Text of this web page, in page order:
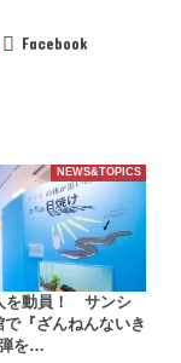
Facebook
NEWS&TOPICS
を動員！ サンシ
で『ざんねんないき
を…